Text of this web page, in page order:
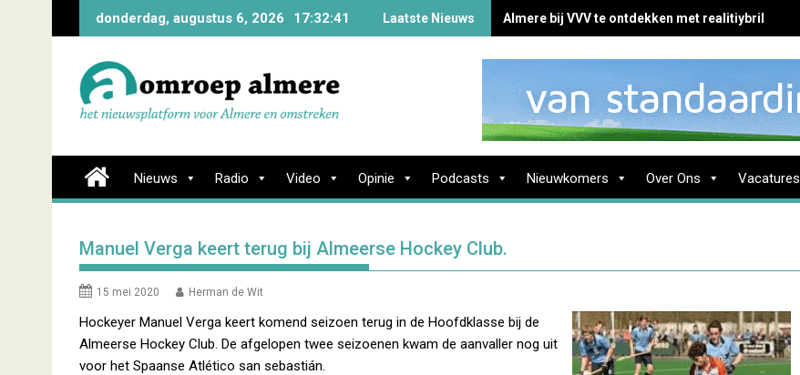
donderdag, augustus 6, 2026 17:32:42 Laatste Nieuws Almere bij VVV te ontdekken met realitiybril
Nieuws Radio Video Opinie Podcasts Nieuwkomers Over Ons Vacatures
Manuel Verga keert terug bij Almeerse Hockey Club.
15 mei 2020 Herman de Wit
Hockeyer Manuel Verga keert komend seizoen terug in de Hoofdklasse bij de
Almeerse Hockey Club. De afgelopen twee seizoenen kwam de aanvaller nog uit
voor het Spaanse Atlético san sebastián.